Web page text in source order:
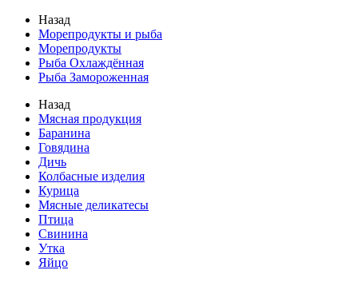
Назад
Морепродукты и рыба
Морепродукты
Рыба Охлаждённая
Рыба Замороженная
Назад
Мясная продукция
Баранина
Говядина
Дичь
Колбасные изделия
Курица
Мясные деликатесы
Птица
Свинина
Утка
Яйцо